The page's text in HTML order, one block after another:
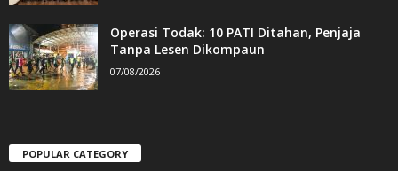
Operasi Todak: 10 PATI Ditahan, Penjaja
Tanpa Lesen Dikompaun
07/08/2026
POPULAR CATEGORY